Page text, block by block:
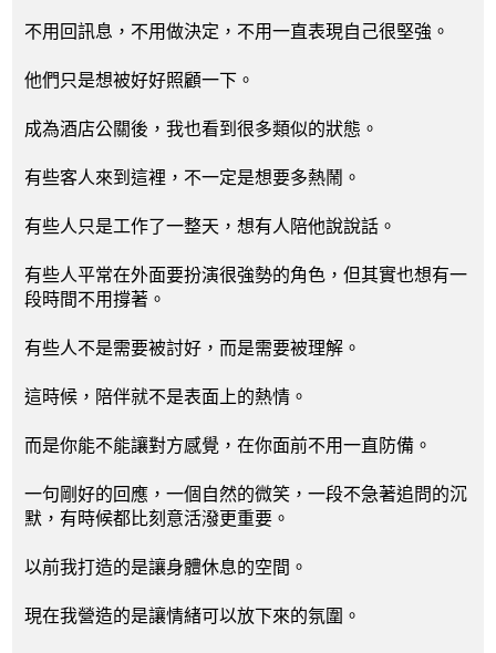
不用回訊息，不用做決定，不用一直表現自己很堅強。
他們只是想被好好照顧一下。
成為酒店公關後，我也看到很多類似的狀態。
有些客人來到這裡，不一定是想要多熱鬧。
有些人只是工作了一整天，想有人陪他說說話。
有些人平常在外面要扮演很強勢的角色，但其實也想有一
段時間不用撐著。
有些人不是需要被討好，而是需要被理解。
這時候，陪伴就不是表面上的熱情。
而是你能不能讓對方感覺，在你面前不用一直防備。
一句剛好的回應，一個自然的微笑，一段不急著追問的沉
默，有時候都比刻意活潑更重要。
以前我打造的是讓身體休息的空間。
現在我營造的是讓情緒可以放下來的氛圍。